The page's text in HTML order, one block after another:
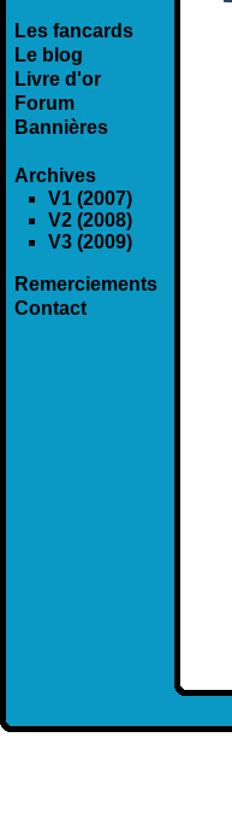
Les fancards
Le blog
Livre d'or
Forum
Bannières
Archives
V1 (2007)
V2 (2008)
V3 (2009)
Remerciements
Contact